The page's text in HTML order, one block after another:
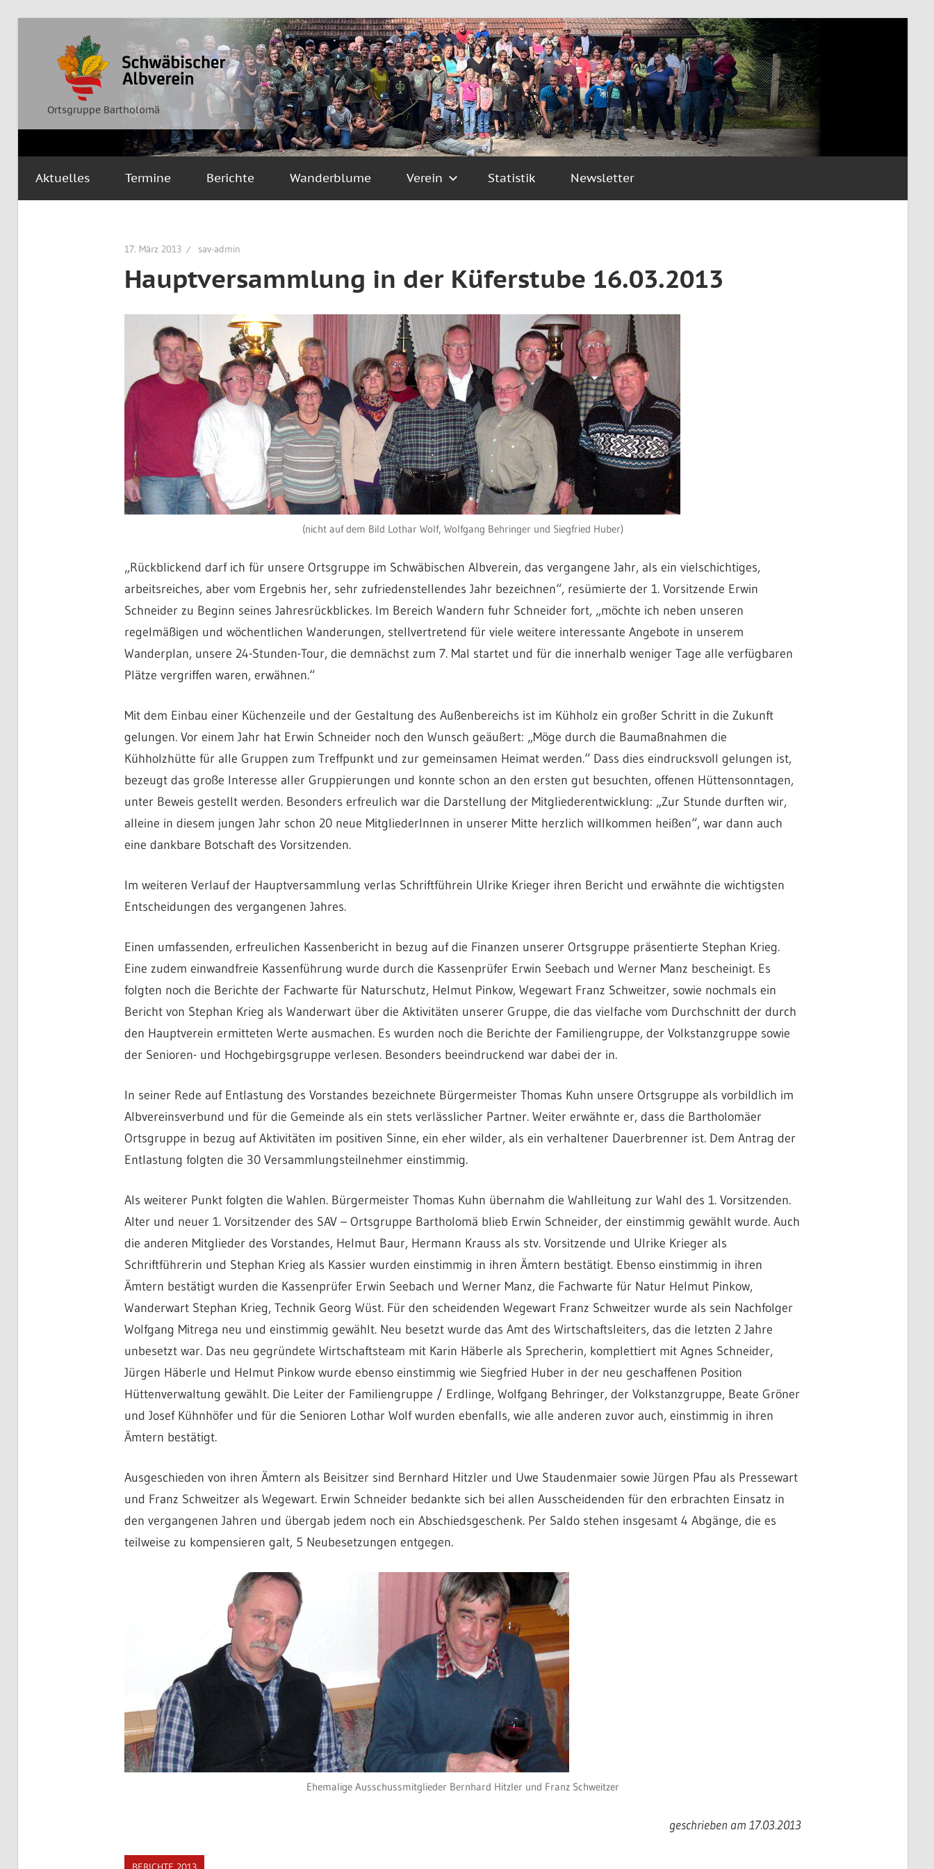
springen
Ortsgruppe Bartholomä
Schwäbischer
Albverein
Ortsgruppe
Bartholomä
Aktuelles Termine Berichte Wanderblume Verein Statistik Newsletter
17. März 2013 sav-admin
Hauptversammlung in der Küferstube 16.03.2013
(nicht auf dem Bild Lothar Wolf, Wolfgang Behringer und Siegfried Huber)
„Rückblickend darf ich für unsere Ortsgruppe im Schwäbischen Albverein, das vergangene Jahr, als ein vielschichtiges,
arbeitsreiches, aber vom Ergebnis her, sehr zufriedenstellendes Jahr bezeichnen“, resümierte der 1. Vorsitzende Erwin
Schneider zu Beginn seines Jahresrückblickes. Im Bereich Wandern fuhr Schneider fort, „möchte ich neben unseren
regelmäßigen und wöchentlichen Wanderungen, stellvertretend für viele weitere interessante Angebote in unserem
Wanderplan, unsere 24-Stunden-Tour, die demnächst zum 7. Mal startet und für die innerhalb weniger Tage alle verfügbaren
Plätze vergriffen waren, erwähnen.“
Mit dem Einbau einer Küchenzeile und der Gestaltung des Außenbereichs ist im Kühholz ein großer Schritt in die Zukunft
gelungen. Vor einem Jahr hat Erwin Schneider noch den Wunsch geäußert: „Möge durch die Baumaßnahmen die
Kühholzhütte für alle Gruppen zum Treffpunkt und zur gemeinsamen Heimat werden.“ Dass dies eindrucksvoll gelungen ist,
bezeugt das große Interesse aller Gruppierungen und konnte schon an den ersten gut besuchten, offenen Hüttensonntagen,
unter Beweis gestellt werden. Besonders erfreulich war die Darstellung der Mitgliederentwicklung: „Zur Stunde durften wir,
alleine in diesem jungen Jahr schon 20 neue MitgliederInnen in unserer Mitte herzlich willkommen heißen“, war dann auch
eine dankbare Botschaft des Vorsitzenden.
Im weiteren Verlauf der Hauptversammlung verlas Schriftführein Ulrike Krieger ihren Bericht und erwähnte die wichtigsten
Entscheidungen des vergangenen Jahres.
Einen umfassenden, erfreulichen Kassenbericht in bezug auf die Finanzen unserer Ortsgruppe präsentierte Stephan Krieg.
Eine zudem einwandfreie Kassenführung wurde durch die Kassenprüfer Erwin Seebach und Werner Manz bescheinigt. Es
folgten noch die Berichte der Fachwarte für Naturschutz, Helmut Pinkow, Wegewart Franz Schweitzer, sowie nochmals ein
Bericht von Stephan Krieg als Wanderwart über die Aktivitäten unserer Gruppe, die das vielfache vom Durchschnitt der durch
den Hauptverein ermitteten Werte ausmachen. Es wurden noch die Berichte der Familiengruppe, der Volkstanzgruppe sowie
der Senioren- und Hochgebirgsgruppe verlesen. Besonders beeindruckend war dabei der in.
In seiner Rede auf Entlastung des Vorstandes bezeichnete Bürgermeister Thomas Kuhn unsere Ortsgruppe als vorbildlich im
Albvereinsverbund und für die Gemeinde als ein stets verlässlicher Partner. Weiter erwähnte er, dass die Bartholomäer
Ortsgruppe in bezug auf Aktivitäten im positiven Sinne, ein eher wilder, als ein verhaltener Dauerbrenner ist. Dem Antrag der
Entlastung folgten die 30 Versammlungsteilnehmer einstimmig.
Als weiterer Punkt folgten die Wahlen. Bürgermeister Thomas Kuhn übernahm die Wahlleitung zur Wahl des 1. Vorsitzenden.
Alter und neuer 1. Vorsitzender des SAV – Ortsgruppe Bartholomä blieb Erwin Schneider, der einstimmig gewählt wurde. Auch
die anderen Mitglieder des Vorstandes, Helmut Baur, Hermann Krauss als stv. Vorsitzende und Ulrike Krieger als
Schriftführerin und Stephan Krieg als Kassier wurden einstimmig in ihren Ämtern bestätigt. Ebenso einstimmig in ihren
Ämtern bestätigt wurden die Kassenprüfer Erwin Seebach und Werner Manz, die Fachwarte für Natur Helmut Pinkow,
Wanderwart Stephan Krieg, Technik Georg Wüst. Für den scheidenden Wegewart Franz Schweitzer wurde als sein Nachfolger
Wolfgang Mitrega neu und einstimmig gewählt. Neu besetzt wurde das Amt des Wirtschaftsleiters, das die letzten 2 Jahre
unbesetzt war. Das neu gegründete Wirtschaftsteam mit Karin Häberle als Sprecherin, komplettiert mit Agnes Schneider,
Jürgen Häberle und Helmut Pinkow wurde ebenso einstimmig wie Siegfried Huber in der neu geschaffenen Position
Hüttenverwaltung gewählt. Die Leiter der Familiengruppe / Erdlinge, Wolfgang Behringer, der Volkstanzgruppe, Beate Gröner
und Josef Kühnhöfer und für die Senioren Lothar Wolf wurden ebenfalls, wie alle anderen zuvor auch, einstimmig in ihren
Ämtern bestätigt.
Ausgeschieden von ihren Ämtern als Beisitzer sind Bernhard Hitzler und Uwe Staudenmaier sowie Jürgen Pfau als Pressewart
und Franz Schweitzer als Wegewart. Erwin Schneider bedankte sich bei allen Ausscheidenden für den erbrachten Einsatz in
den vergangenen Jahren und übergab jedem noch ein Abschiedsgeschenk. Per Saldo stehen insgesamt 4 Abgänge, die es
teilweise zu kompensieren galt, 5 Neubesetzungen entgegen.
Ehemalige Ausschussmitglieder Bernhard Hitzler und Franz Schweitzer
geschrieben am 17.03.2013